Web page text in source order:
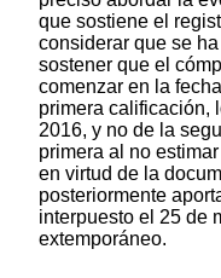
que sostiene el
considerar que se
sostener que el
comenzar en la
primera calificación,
2016, y no de la
primera al no
en virtud de la
posteriormente
interpuesto el 25 de
extemporáneo.